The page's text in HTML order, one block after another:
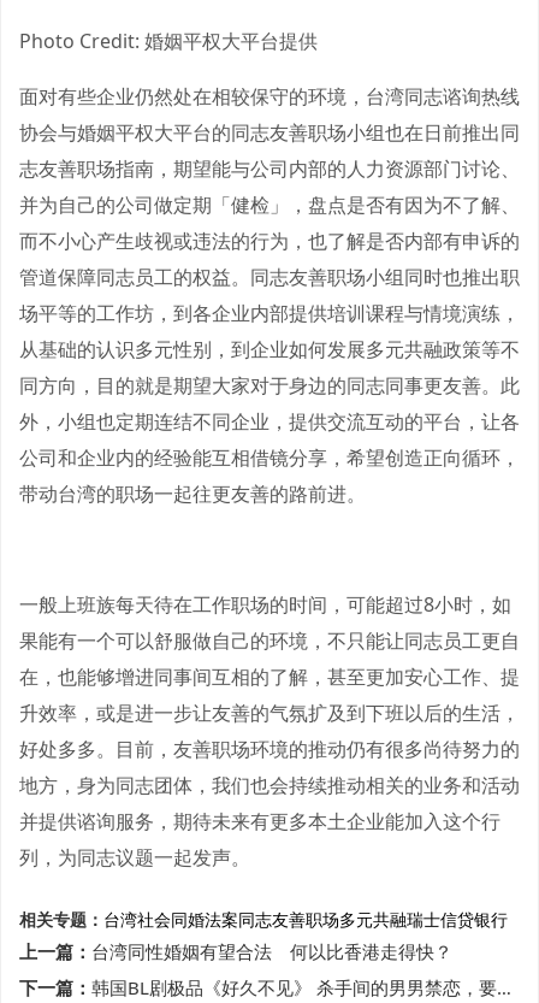
Photo Credit: 婚姻平权大平台提供
面对有些企业仍然处在相较保守的环境，台湾同志谘询热线
协会与婚姻平权大平台的同志友善职场小组也在日前推出同
志友善职场指南，期望能与公司内部的人力资源部门讨论、
并为自己的公司做定期「健检」，盘点是否有因为不了解、
而不小心产生歧视或违法的行为，也了解是否内部有申诉的
管道保障同志员工的权益。同志友善职场小组同时也推出职
场平等的工作坊，到各企业内部提供培训课程与情境演练，
从基础的认识多元性别，到企业如何发展多元共融政策等不
同方向，目的就是期望大家对于身边的同志同事更友善。此
外，小组也定期连结不同企业，提供交流互动的平台，让各
公司和企业内的经验能互相借镜分享，希望创造正向循环，
带动台湾的职场一起往更友善的路前进。
一般上班族每天待在工作职场的时间，可能超过8小时，如
果能有一个可以舒服做自己的环境，不只能让同志员工更自
在，也能够增进同事间互相的了解，甚至更加安心工作、提
升效率，或是进一步让友善的气氛扩及到下班以后的生活，
好处多多。目前，友善职场环境的推动仍有很多尚待努力的
地方，身为同志团体，我们也会持续推动相关的业务和活动
并提供谘询服务，期待未来有更多本土企业能加入这个行
列，为同志议题一起发声。
相关专题： 台湾社会同婚法案同志友善职场多元共融瑞士信贷银行
上一篇： 台湾同性婚姻有望合法 何以比香港走得快？
下一篇： 韩国BL剧极品《好久不见》 杀手间的男男禁恋，要性命还是爱情？